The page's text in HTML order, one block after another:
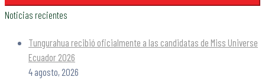
Noticias recientes
Tungurahua recibió oficialmente a las candidatas de Miss Universe
Ecuador 2026
4 agosto, 2026